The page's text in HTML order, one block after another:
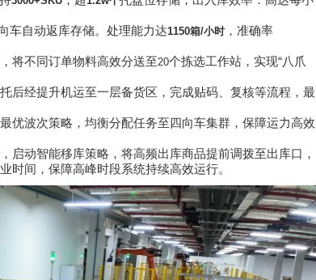
车自动返库存储。处理能力达1150箱/小时，准确率
将不同订单物料高效分送至20个拣选工作站，实现“八爪
后经提升机运至一层备货区，完成贴码、复核等流程，最
优波次策略，均衡分配任务至四向车集群，保障运力高效
启动智能移库策略，将高频出库商品提前调拨至出库口，
时间，保障高峰时段系统持续高效运行。